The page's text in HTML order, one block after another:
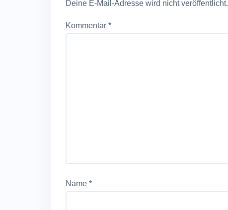
Deine E-Mail-Adresse wird nicht veröffentlicht.
Kommentar *
Name *